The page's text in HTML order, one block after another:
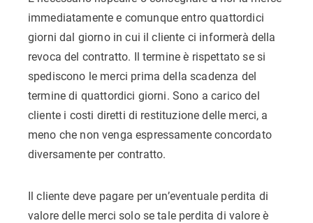
immediatamente e comunque entro quattordici
giorni dal giorno in cui il cliente ci informerà della
revoca del contratto. Il termine è rispettato se si
spediscono le merci prima della scadenza del
termine di quattordici giorni. Sono a carico del
cliente i costi diretti di restituzione delle merci, a
meno che non venga espressamente concordato
diversamente per contratto.
Il cliente deve pagare per un’eventuale perdita di
valore delle merci solo se tale perdita di valore è